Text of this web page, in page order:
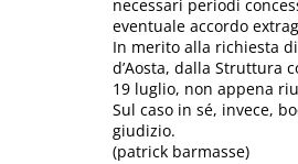
necessari periodi
eventuale accordo
In merito alla richiesta
d’Aosta, dalla Struttura
19 luglio, non appena
Sul caso in sé, invece,
giudizio.
(patrick barmasse)